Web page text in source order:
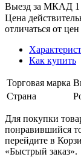
Выезд за МКАД 1
Цена
отличаться от
Как купить
Торговая марка
Страна
Для покупки
понравившийся
перейдите в
«Быстрый заказ».